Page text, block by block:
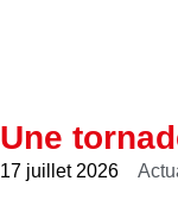
Une
17 juillet 2026